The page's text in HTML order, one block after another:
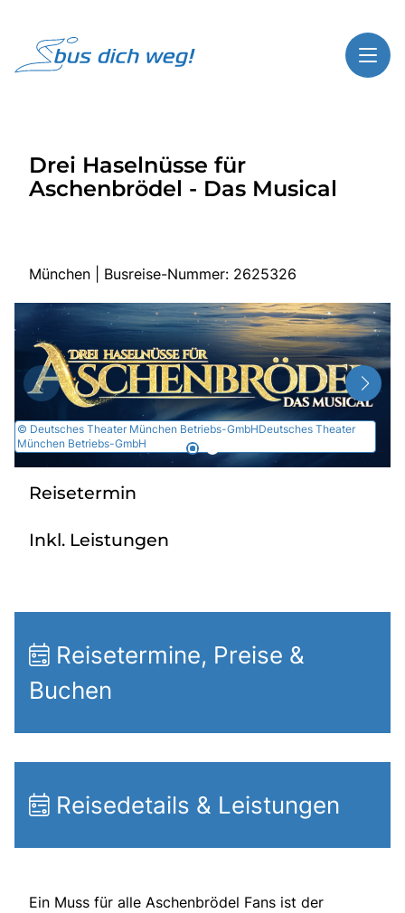
Highlights
Service
Start
Busreisen
Bus mieten
Über Bus dich weg!
Radio
Sie befinden sich in:
Deutschland
Drei Haselnüsse für
Aschenbrödel - Das Musical
München | Busreise-Nummer: 2625326
© Deutsches Theater München Betriebs-GmbHDeutsches Theater
München Betriebs-GmbH
Reisetermin
Inkl. Leistungen
Reisetermine, Preise &
Buchen
Reisedetails & Leistungen
Ein Muss für alle Aschenbrödel Fans ist der